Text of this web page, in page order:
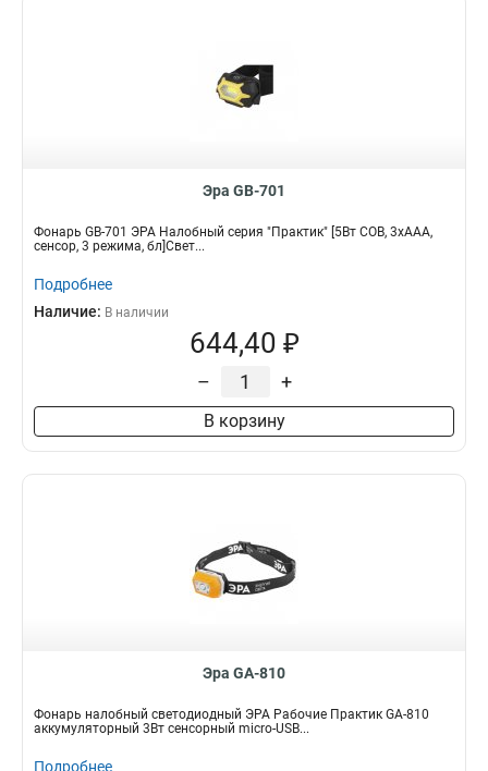
Эра GB-701
Фонарь GB-701 ЭРА Налобный серия "Практик" [5Вт COB, 3xAAA,
сенсор, 3 режима, бл]Свет...
Подробнее
Наличие: В наличии
644,40 ₽
– +
В корзину
Эра GA-810
Фонарь налобный светодиодный ЭРА Рабочие Практик GA-810
аккумуляторный 3Вт сенсорный micro-USB...
Подробнее